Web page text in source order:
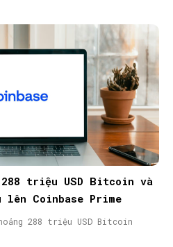
288 triệu USD Bitcoin và
Coinbase Prime
288 triệu USD Bitcoin